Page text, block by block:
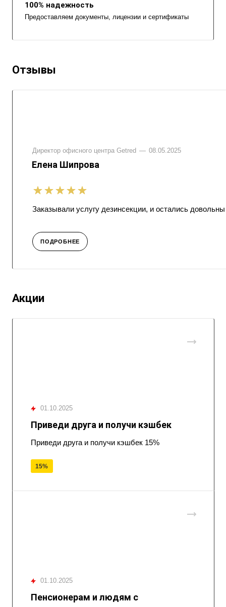
100% надежность
Предоставляем документы, лицензии и сертификаты
Отзывы
Директор офисного центра Getred — 08.05.2025
Елена Шипрова
Заказывали услугу дезинсекции, и остались
ПОДРОБНЕЕ
Акции
01.10.2025
Приведи друга и получи кэшбек
Приведи друга и получи кэшбек 15%
15%
01.10.2025
Пенсионерам и людям с